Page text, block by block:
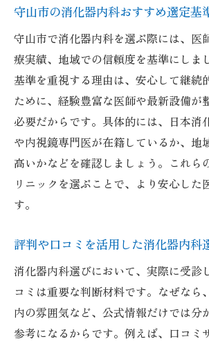
守山市の消化器内科おすすめ選定基
守山市で消化器内科を選ぶ際には、医
療実績、地域での信頼度を基準にしま
基準を重視する理由は、安心して継続
ために、経験豊富な医師や最新設備が
必要だからです。具体的には、日本消
や内視鏡専門医が在籍しているか、地
高いかなどを確認しましょう。これら
リニックを選ぶことで、より安心した
す。
評判や口コミを活用した消化器内科
消化器内科選びにおいて、実際に受診
コミは重要な判断材料です。なぜなら
内の雰囲気など、公式情報だけでは分
参考になるからです。例えば、口コミ